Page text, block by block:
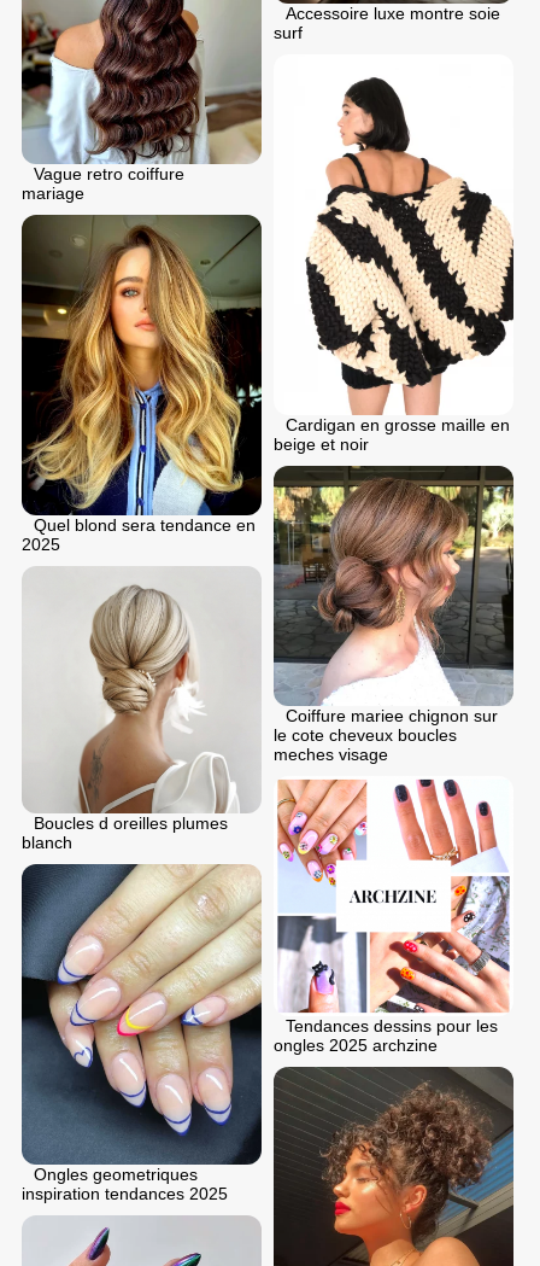
Vague retro coiffure
mariage
Accessoire luxe montre soie
surf
Cardigan en grosse maille en
beige et noir
Quel blond sera tendance en
2025
Coiffure mariee chignon sur
le cote cheveux boucles
meches visage
Boucles d oreilles plumes
blanch
Tendances dessins pour les
ongles 2025 archzine
Ongles geometriques
inspiration tendances 2025